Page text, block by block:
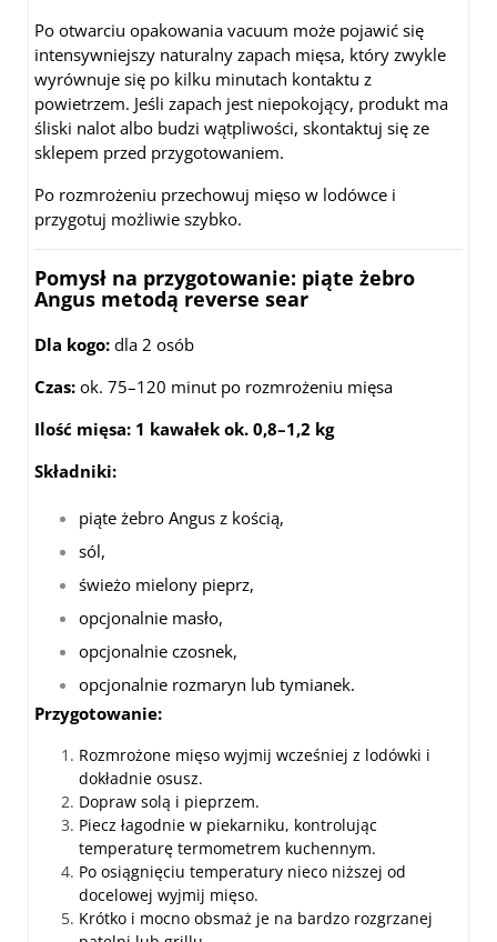
Po otwarciu opakowania vacuum może pojawić się
intensywniejszy naturalny zapach mięsa, który zwykle
wyrównuje się po kilku minutach kontaktu z
powietrzem. Jeśli zapach jest niepokojący, produkt ma
śliski nalot albo budzi wątpliwości, skontaktuj się ze
sklepem przed przygotowaniem.
Po rozmrożeniu przechowuj mięso w lodówce i
przygotuj możliwie szybko.
Pomysł na przygotowanie: piąte żebro
Angus metodą reverse sear
Dla kogo: dla 2 osób
Czas: ok. 75–120 minut po rozmrożeniu mięsa
Ilość mięsa: 1 kawałek ok. 0,8–1,2 kg
Składniki:
piąte żebro Angus z kością,
sól,
świeżo mielony pieprz,
opcjonalnie masło,
opcjonalnie czosnek,
opcjonalnie rozmaryn lub tymianek.
Przygotowanie:
Rozmrożone mięso wyjmij wcześniej z lodówki i
dokładnie osusz.
Dopraw solą i pieprzem.
Piecz łagodnie w piekarniku, kontrolując
temperaturę termometrem kuchennym.
Po osiągnięciu temperatury nieco niższej od
docelowej wyjmij mięso.
Krótko i mocno obsmaż je na bardzo rozgrzanej